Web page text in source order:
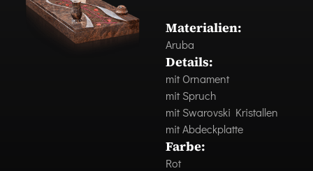
Materialien:
Aruba
Details:
mit Ornament
mit Spruch
mit Swarovski Kristallen
mit Abdeckplatte
Farbe:
Rot